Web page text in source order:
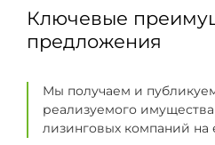
Ключевые
предложения
Мы получаем и
реализуемого
лизинговых компаний